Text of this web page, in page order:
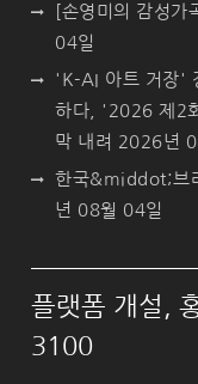
[손영미의 감성가
04일
'K-AI 아트 거장'
하다, '2026 제2
막 내려 2026년
한국&middot;브
년 08월 04일
플랫폼 개설,
3100